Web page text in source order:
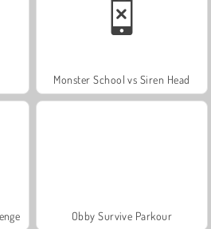
Monster School vs Siren Head
Obby Survive Parkour